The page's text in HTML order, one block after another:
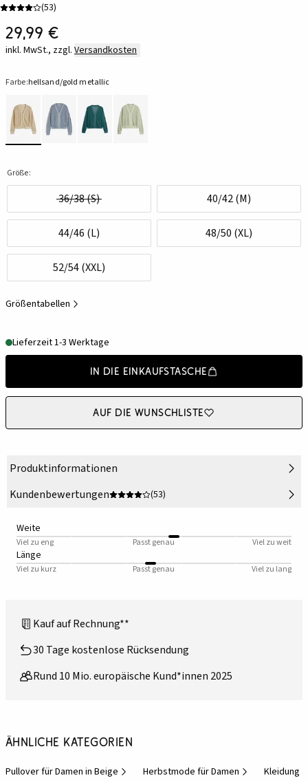
(53)
29,99 €
inkl. MwSt., zzgl. Versandkosten
Farbe:hellsand/gold metallic
Größe:
36/38 (S) 40/42 (M)
44/46 (L) 48/50 (XL)
52/54 (XXL)
Größentabellen
Lieferzeit 1-3 Werktage
In die Einkaufstasche
Auf die Wunschliste
Produktinformationen
Kundenbewertungen
(53)
Weite
Viel zu eng Passt genau Viel zu weit
Länge
Viel zu kurz Passt genau Viel zu lang
Kauf auf Rechnung**
30 Tage kostenlose Rücksendung
Rund 10 Mio. europäische Kund*innen 2025
Ähnliche Kategorien
Pullover für Damen in Beige Herbstmode für Damen Kleidung